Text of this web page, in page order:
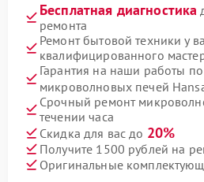
Бесплатная диагностика
ремонта
Ремонт бытовой техники у
квалифицированного
Гарантия на наши работы
микроволновых печей
Срочный ремонт
течении часа
Скидка для вас до 20%
Получите 1500 рублей на
Оригинальные